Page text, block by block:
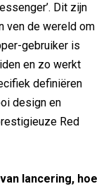
Dit zijn
ven de wereld om
gebruiker is
en zo werkt
definiëren
design en
Red
lancering, hoe